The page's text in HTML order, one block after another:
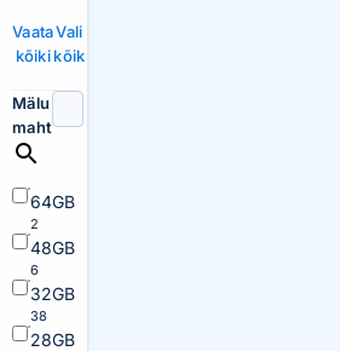
Vaata
kõiki
Vali
kõik
Mälu
maht
64GB
2
48GB
6
32GB
38
28GB